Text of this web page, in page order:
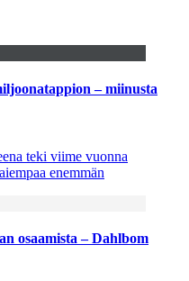
– miinusta
teki viime vuonna
enemmän
osaamista – Dahlbom